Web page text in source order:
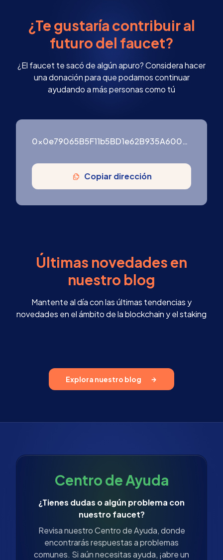
¿Te gustaría contribuir al
futuro del faucet?
¿El faucet te sacó de algún apuro? Considera hacer
una donación para que podamos continuar
ayudando a más personas como tú
0x0e79065B5F11b5BD1e62B935A600976ffF3754B9
Copiar dirección
Últimas novedades en
nuestro blog
Mantente al día con las últimas tendencias y
novedades en el ámbito de la blockchain y el staking
Explora nuestro blog
Centro de Ayuda
¿Tienes dudas o algún problema con
nuestro faucet?
Revisa nuestro Centro de Ayuda, donde
encontrarás respuestas a problemas
comunes. Si aún necesitas ayuda, ¡abre un